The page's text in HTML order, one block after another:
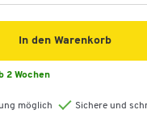
In den Warenkorb
2 Wochen
möglich
Sichere und